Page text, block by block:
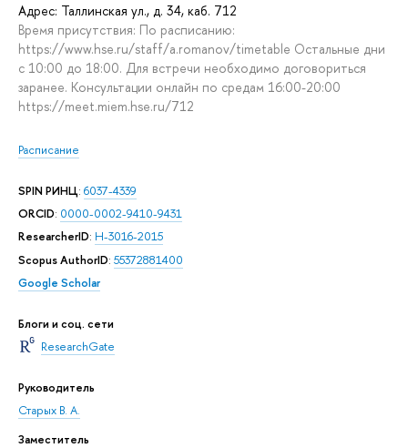
Адрес: Таллинская ул., д. 34, каб. 712
Время присутствия: По расписанию:
https://www.hse.ru/staff/a.romanov/timetable Остальные дни
с 10:00 до 18:00. Для встречи необходимо договориться
заранее. Консультации онлайн по средам 16:00-20:00
https://meet.miem.hse.ru/712
Расписание
SPIN РИНЦ: 6037-4339
ORCID: 0000-0002-9410-9431
ResearcherID: H-3016-2015
Scopus AuthorID: 55372881400
Google Scholar
Блоги и соц. сети
ResearchGate
Руководитель
Старых В. А.
Заместитель